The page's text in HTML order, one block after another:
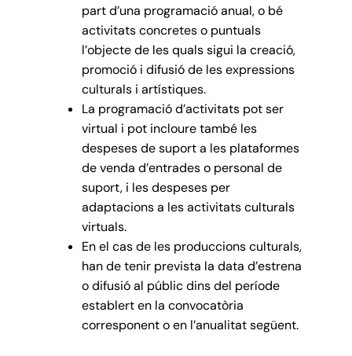
part d’una programació anual, o bé
activitats concretes o puntuals
l’objecte de les quals sigui la creació,
promoció i difusió de les expressions
culturals i artístiques.
La programació d’activitats pot ser
virtual i pot incloure també les
despeses de suport a les plataformes
de venda d’entrades o personal de
suport, i les despeses per
adaptacions a les activitats culturals
virtuals.
En el cas de les produccions culturals,
han de tenir prevista la data d’estrena
o difusió al públic dins del període
establert en la convocatòria
corresponent o en l’anualitat següent.